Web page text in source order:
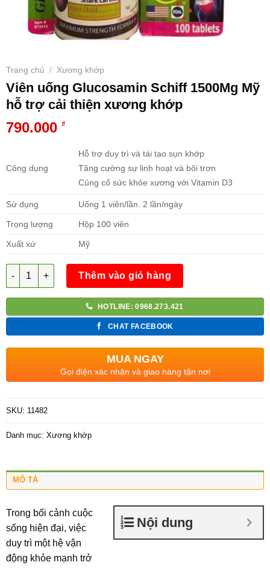
Trang chủ / Xương khớp
Viên uống Glucosamin Schiff 1500Mg Mỹ
hỗ trợ cải thiện xương khớp
790.000 ₫
Công dụng
Hỗ trợ duy trì và tái tạo sụn khớp
Tăng cường sự linh hoạt và bôi trơn
Củng cố sức khỏe xương với Vitamin D3
Sử dụng Uống 1 viên/lần. 2 lần/ngày
Trọng lượng Hộp 100 viên
Xuất xứ Mỹ
Số lượng
Thêm vào giỏ hàng
HOTLINE: 0968.273.421
CHAT FACEBOOK
MUA NGAY
Gọi điện xác nhận và giao hàng tận nơi
SKU: 11482
Danh mục: Xương khớp
MÔ TẢ
Nội dung
Trong bối cảnh cuộc
sống hiện đại, việc
duy trì một hệ vận
động khỏe mạnh trở